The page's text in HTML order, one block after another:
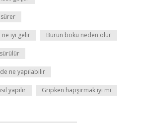
sürer
ne iyi gelir Burun boku neden olur
ne yapılabilir
yapılır Gripken hapşırmak iyi mi